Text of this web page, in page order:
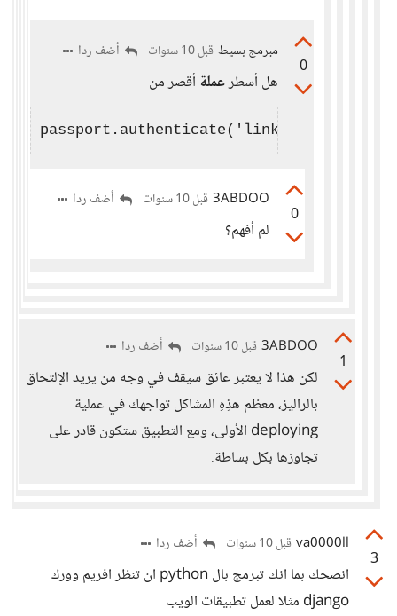
0
مبرمج بسيط قبل 10 سنوات أضف ردا
هل أسطرعملة أقصر من
0
3ABDOO قبل 10 سنوات أضف ردا
لم أفهم؟
1
3ABDOO قبل 10 سنوات أضف ردا
لكن هذا لا يعتبر عائق سيقف في وجه من يريد الإلتحاق
بالراليز، معظم هذِهِ المشاكل تواجهك في عملية
deploying الأولى، ومع التطبيق ستكون قادر على
تجاوزها بكل بساطة.
3
va0000ll قبل 10 سنوات أضف ردا
انصحك بما انك تبرمج بال python ان تنظر افريم وورك
django مثلا لعمل تطبيقات الويب